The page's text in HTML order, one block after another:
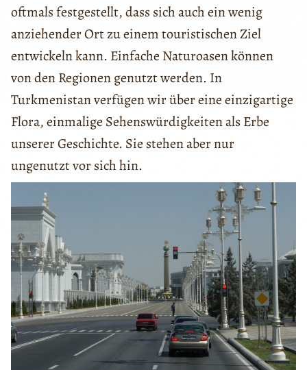
oftmals festgestellt, dass sich auch ein wenig
anziehender Ort zu einem touristischen Ziel
entwickeln kann. Einfache Naturoasen können
von den Regionen genutzt werden. In
Turkmenistan verfügen wir über eine einzigartige
Flora, einmalige Sehenswürdigkeiten als Erbe
unserer Geschichte. Sie stehen aber nur
ungenutzt vor sich hin.